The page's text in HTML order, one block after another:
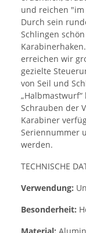
und reichen "im
Durch sein
Schlingen
erreichen wir
gezielte
von Seil und
Schrauben der
Karabiner
Seriennummer
werden.
TECHNISCHE
Verwendung:
Besonderheit: